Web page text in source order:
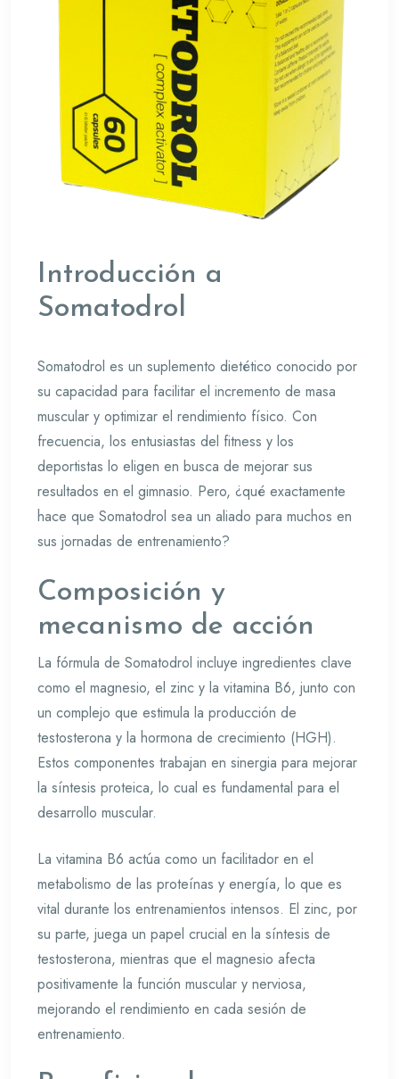
Introducción a
Somatodrol
Somatodrol es un suplemento dietético conocido por
su capacidad para facilitar el incremento de masa
muscular y optimizar el rendimiento físico. Con
frecuencia, los entusiastas del fitness y los
deportistas lo eligen en busca de mejorar sus
resultados en el gimnasio. Pero, ¿qué exactamente
hace que Somatodrol sea un aliado para muchos en
sus jornadas de entrenamiento?
Composición y
mecanismo de acción
La fórmula de Somatodrol incluye ingredientes clave
como el magnesio, el zinc y la vitamina B6, junto con
un complejo que estimula la producción de
testosterona y la hormona de crecimiento (HGH).
Estos componentes trabajan en sinergia para mejorar
la síntesis proteica, lo cual es fundamental para el
desarrollo muscular.
La vitamina B6 actúa como un facilitador en el
metabolismo de las proteínas y energía, lo que es
vital durante los entrenamientos intensos. El zinc, por
su parte, juega un papel crucial en la síntesis de
testosterona, mientras que el magnesio afecta
positivamente la función muscular y nerviosa,
mejorando el rendimiento en cada sesión de
entrenamiento.